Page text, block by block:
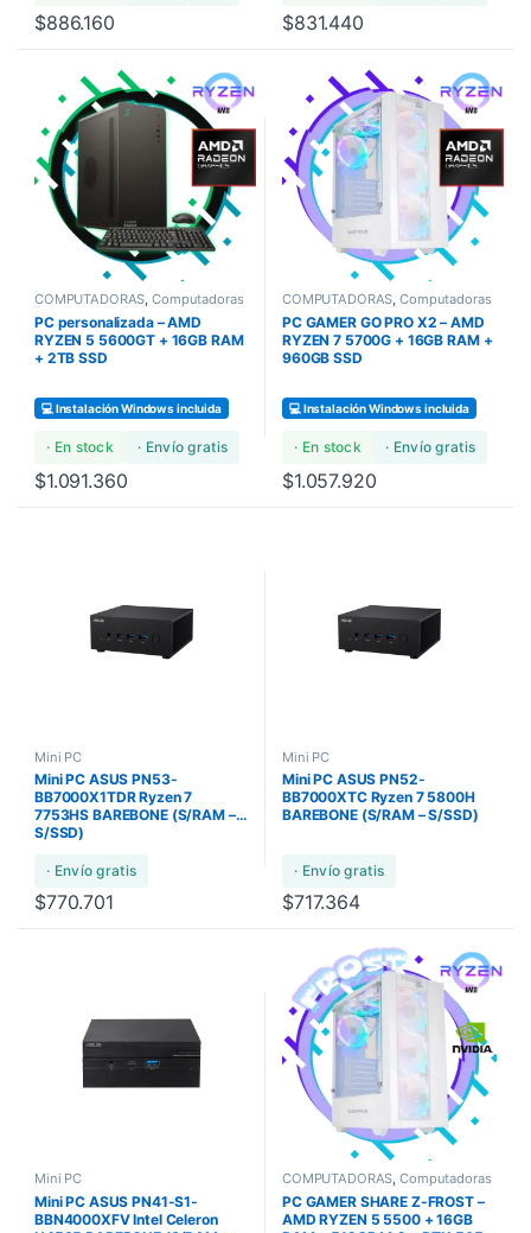
$886.160 $831.440
COMPUTADORAS,Computadoras
COMPUTADORAS
GAMERS
PC personalizada – AMD
RYZEN 5 5600GT + 16GB RAM
+ 2TB SSD
💻 Instalación Windows incluida
· En stock · Envío gratis
$1.091.360
COMPUTADORAS,Computadoras
COMPUTADORAS
GAMERS
PC GAMER GO PRO X2 – AMD
RYZEN 7 5700G + 16GB RAM +
960GB SSD
💻 Instalación Windows incluida
· En stock · Envío gratis
$1.057.920
Mini PC
Mini PC ASUS PN53-
BB7000X1TDR Ryzen 7
7753HS BAREBONE (S/RAM –
S/SSD)
· Envío gratis
$770.701
Mini PC
Mini PC ASUS PN52-
BB7000XTC Ryzen 7 5800H
BAREBONE (S/RAM – S/SSD)
· Envío gratis
$717.364
Mini PC
Mini PC ASUS PN41-S1-
BBN4000XFV Intel Celeron
COMPUTADORAS,Computadoras
COMPUTADORAS GAMA
ULTRA
PC GAMER SHARE Z-FROST –
AMD RYZEN 5 5500 + 16GB